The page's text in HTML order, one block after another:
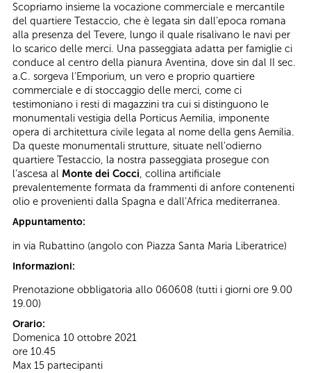
Scopriamo insieme la vocazione commerciale e mercantile
del quartiere Testaccio, che è legata sin dall’epoca romana
alla presenza del Tevere, lungo il quale risalivano le navi per
lo scarico delle merci. Una passeggiata adatta per famiglie ci
conduce al centro della pianura Aventina, dove sin dal II sec.
a.C. sorgeva l’Emporium, un vero e proprio quartiere
commerciale e di stoccaggio delle merci, come ci
testimoniano i resti di magazzini tra cui si distinguono le
monumentali vestigia della Porticus Aemilia, imponente
opera di architettura civile legata al nome della gens Aemilia.
Da queste monumentali strutture, situate nell'odierno
quartiere Testaccio, la nostra passeggiata prosegue con
l’ascesa al Monte dei Cocci, collina artificiale
prevalentemente formata da frammenti di anfore contenenti
olio e provenienti dalla Spagna e dall’Africa mediterranea.
Appuntamento:
in via Rubattino (angolo con Piazza Santa Maria Liberatrice)
Informazioni:
Prenotazione obbligatoria allo 060608 (tutti i giorni ore 9.00
19.00)
Orario:
Domenica 10 ottobre 2021
ore 10.45
Max 15 partecipanti